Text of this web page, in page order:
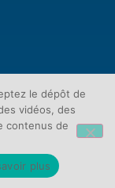
vos données
le dépôt de
vidéos, des
contenus de
plus